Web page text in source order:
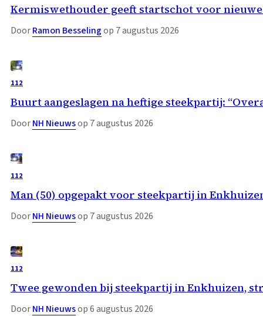
Kermiswethouder geeft startschot voor
DoorRamon Besselingop 7 augustus 2026
112
Buurt aangeslagen na heftige steekpartij:
DoorNH Nieuwsop 7 augustus 2026
112
Man (50) opgepakt voor steekpartij in
DoorNH Nieuwsop 7 augustus 2026
112
Twee gewonden bij steekpartij in Enkhuizen,
DoorNH Nieuwsop 6 augustus 2026